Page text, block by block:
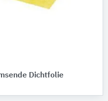
Dichtfolie